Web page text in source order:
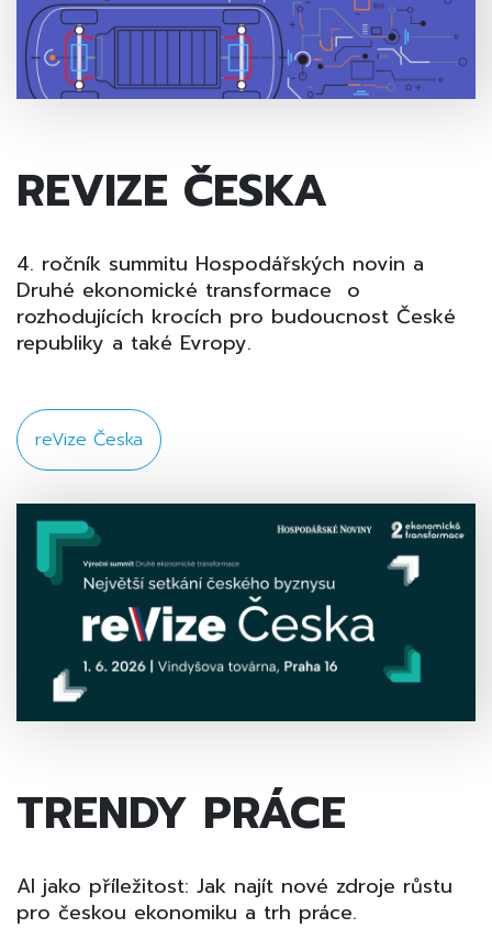
REVIZE ČESKA
4. ročník summitu Hospodářských novin a
Druhé ekonomické transformace o
rozhodujících krocích pro budoucnost České
republiky a také Evropy.
reVize Česka
TRENDY PRÁCE
AI jako příležitost: Jak najít nové zdroje růstu
pro českou ekonomiku a trh práce.